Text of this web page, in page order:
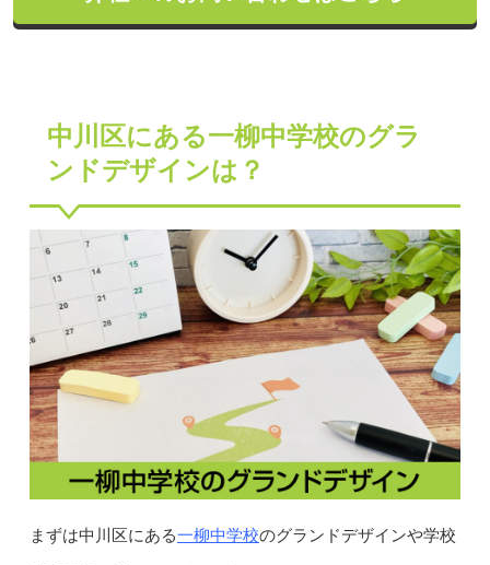
中川区にある一柳中学校のグラ
ンドデザインは？
まずは中川区にある一柳中学校のグランドデザインや学校